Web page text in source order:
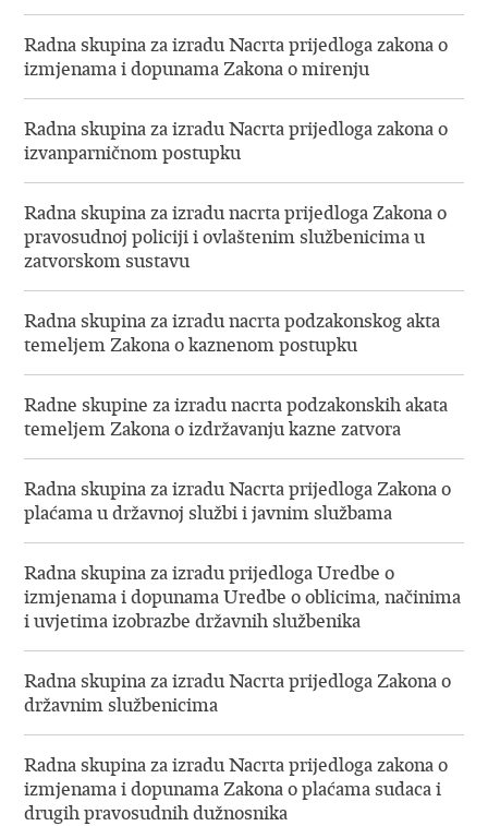
Radna skupina za izradu Nacrta prijedloga zakona o
izmjenama i dopunama Zakona o mirenju
Radna skupina za izradu Nacrta prijedloga zakona o
izvanparničnom postupku
Radna skupina za izradu nacrta prijedloga Zakona o
pravosudnoj policiji i ovlaštenim službenicima u
zatvorskom sustavu
Radna skupina za izradu nacrta podzakonskog akta
temeljem Zakona o kaznenom postupku
Radne skupine za izradu nacrta podzakonskih akata
temeljem Zakona o izdržavanju kazne zatvora
Radna skupina za izradu Nacrta prijedloga Zakona o
plaćama u državnoj službi i javnim službama
Radna skupina za izradu prijedloga Uredbe o
izmjenama i dopunama Uredbe o oblicima, načinima
i uvjetima izobrazbe državnih službenika
Radna skupina za izradu Nacrta prijedloga Zakona o
državnim službenicima
Radna skupina za izradu Nacrta prijedloga zakona o
izmjenama i dopunama Zakona o plaćama sudaca i
drugih pravosudnih dužnosnika